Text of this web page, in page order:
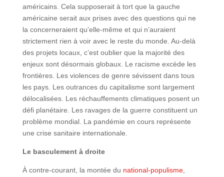
américains. Cela supposerait à tort que la gauche
américaine serait aux prises avec des questions qui ne
la concerneraient qu’elle-même et qui n’auraient
strictement rien à voir avec le reste du monde. Au-delà
des projets locaux, c’est oublier que la majorité des
enjeux sont désormais globaux. Le racisme excède les
frontières. Les violences de genre sévissent dans tous
les pays. Les outrances du capitalisme sont largement
délocalisées. Les réchauffements climatiques posent un
défi planétaire. Les ravages de la guerre constituent un
problème mondial. La pandémie en cours représente
une crise sanitaire internationale.
Le basculement à droite
À contre-courant, la montée du national-populisme,